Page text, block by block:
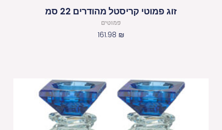
זוג פמוטי קריסטל מהודרים 22 סמ
פמוטים
161.98 ₪